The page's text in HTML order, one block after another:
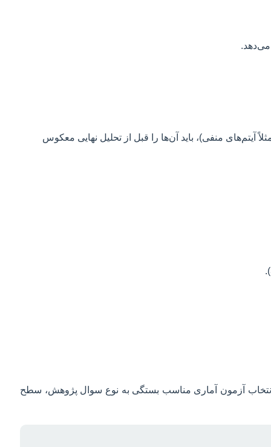
آیتم‌های منفی)، باید آن‌ها را قبل از تحلیل نهایی معکوس
انتخاب آزمون آماری مناسب بستگی به نوع سوال پژوهش، سطح